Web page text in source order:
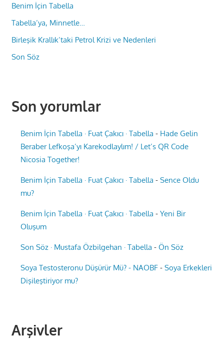
Benim İçin Tabella
Tabella’ya, Minnetle…
Birleşik Krallık’taki Petrol Krizi ve Nedenleri
Son Söz
Son yorumlar
Benim İçin Tabella · Fuat Çakıcı · Tabella - Hade Gelin
Beraber Lefkoşa’yı Karekodlaylım! / Let’s QR Code
Nicosia Together!
Benim İçin Tabella · Fuat Çakıcı · Tabella -Sence Oldu
mu?
Benim İçin Tabella · Fuat Çakıcı · Tabella -Yeni Bir
Oluşum
Son Söz · Mustafa Özbilgehan · Tabella -Ön Söz
Soya Testosteronu Düşürür Mü? - NAOBF -Soya Erkekleri
Dişileştiriyor mu?
Arşivler